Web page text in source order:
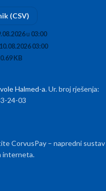
(CSV)
u 03:00
10.08.2026 03:00
KB
Halmed-a. Ur. broj rješenja:
24-03
CorvusPay – napredni sustav
interneta.